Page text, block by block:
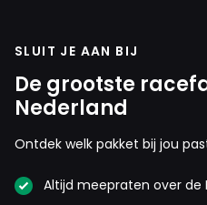
SLUIT JE AAN BIJ
De grootste
Nederland
Ontdek welk pakket bij jou
Altijd meepraten over de